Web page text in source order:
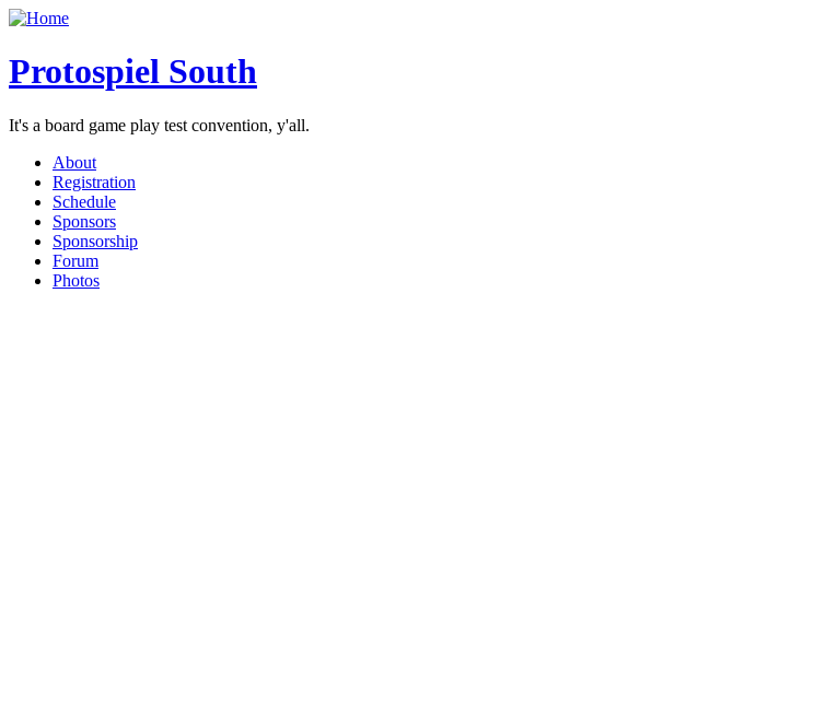
Protospiel South
It's a board game play test convention, y'all.
About
Registration
Schedule
Sponsors
Sponsorship
Forum
Photos